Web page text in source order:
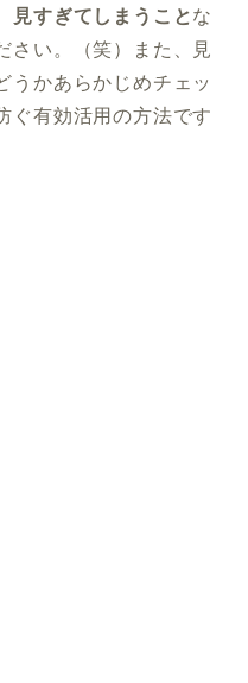
見すぎてしまうことな
さい。（笑）また、見
うかあらかじめチェッ
ぐ有効活用の方法です